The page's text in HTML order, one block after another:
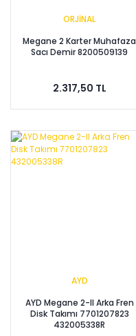
ORJİNAL
Megane 2 Karter Muhafaza
Sacı Demir 8200509139
2.317,50 TL
AYD
AYD Megane 2-II Arka Fren
Disk Takımı 7701207823
432005338R